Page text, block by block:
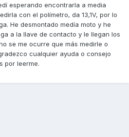
esperando encontrarla a media
con el polímetro, da 13,1V, por lo
He desmontado medía moto y he
a la llave de contacto y le llegan los
se me ocurre que más medirle o
cualquier ayuda o consejo
por leerme.